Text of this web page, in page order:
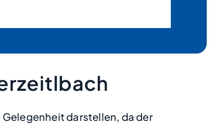
darstellen, da der